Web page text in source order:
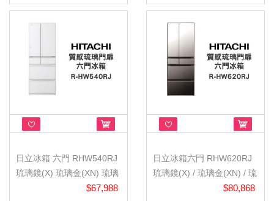
日立冰箱 六門 RHW540RJ
琉璃鏡(X) 琉璃金(XN) 琉璃
$67,988
日立冰箱六門 RHW620RJ
琉璃鏡(X) / 琉璃金(XN) / 琉
$80,868